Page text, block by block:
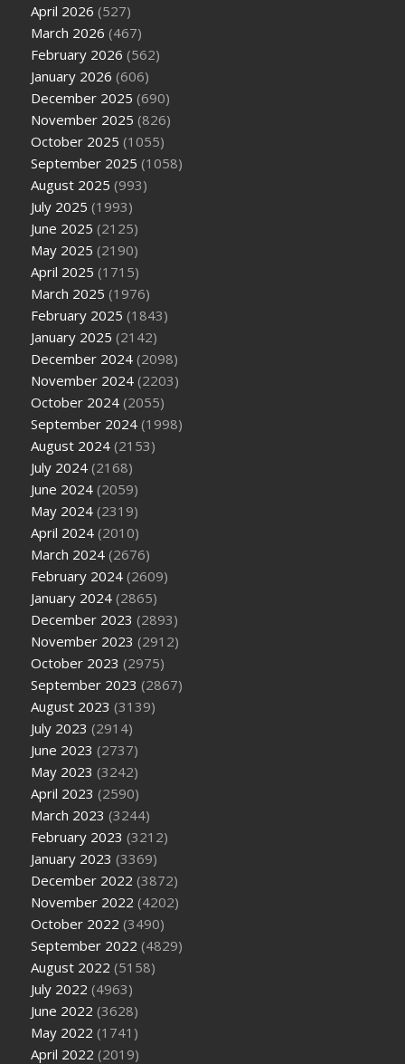
April 2026 (527)
March 2026 (467)
February 2026 (562)
January 2026 (606)
December 2025 (690)
November 2025 (826)
October 2025 (1055)
September 2025 (1058)
August 2025 (993)
July 2025 (1993)
June 2025 (2125)
May 2025 (2190)
April 2025 (1715)
March 2025 (1976)
February 2025 (1843)
January 2025 (2142)
December 2024 (2098)
November 2024 (2203)
October 2024 (2055)
September 2024 (1998)
August 2024 (2153)
July 2024 (2168)
June 2024 (2059)
May 2024 (2319)
April 2024 (2010)
March 2024 (2676)
February 2024 (2609)
January 2024 (2865)
December 2023 (2893)
November 2023 (2912)
October 2023 (2975)
September 2023 (2867)
August 2023 (3139)
July 2023 (2914)
June 2023 (2737)
May 2023 (3242)
April 2023 (2590)
March 2023 (3244)
February 2023 (3212)
January 2023 (3369)
December 2022 (3872)
November 2022 (4202)
October 2022 (3490)
September 2022 (4829)
August 2022 (5158)
July 2022 (4963)
June 2022 (3628)
May 2022 (1741)
April 2022 (2019)